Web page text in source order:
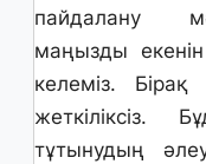
пайдалану
маңызды
келеміз.
жеткіліксіз.
тұтынудың